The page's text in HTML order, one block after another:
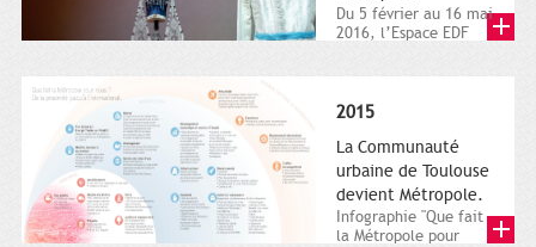
Du 5 février au 16 mai
2016, l’Espace EDF
2015
La Communauté
urbaine de Toulouse
devient Métropole.
Infographie "Que fait
la Métropole pour